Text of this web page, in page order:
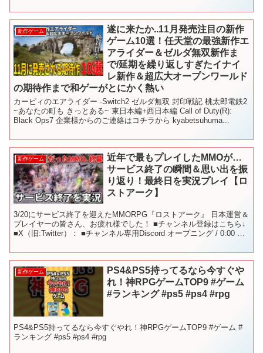
新作ゲーム
遂に来たか..11月発売注目の新作
ゲーム10選！任天堂の最強新作エ
アライダー＆ゼルダ無双新作ま
で/延期を繰り返しすぎたイナイ
レ新作＆超広大オープンワールド
の期待作まで和ゲーがとにかく熱い
カービィのエアライダー -Switch2 ゼルダ無双 封印戦記 桃太郎電鉄2
~あなたの町も きっとある~ 東日本編+西日本編 Call of Duty(R):
Black Ops7 企業様からのご連絡はコチラから kyabetsuhuma...
新作ゲーム
近年で最もプレイしたMMOが…
サービス終了の瞬間＆思い出を振
り返り！最終日を実況プレイ【ロ
ストアーク】
3/20にサービス終了を迎えたMMORPG『ロストアーク』 日本運営＆
プレイヤーの皆さん、お疲れ様でした！ ■チャンネル登録はこちら↓
■X（旧:Twitter）： ■チャンネル専用Discord オープニング / 0:00 実
新作ゲーム
PS4&PS5持ってるなら今すぐや
れ！神RPGゲームTOP9 #ゲーム
#ランキング #ps5 #ps4 #rpg
PS4&PS5持ってるなら今すぐやれ！神RPGゲームTOP9 #ゲーム #
ランキング #ps5 #ps4 #rpg